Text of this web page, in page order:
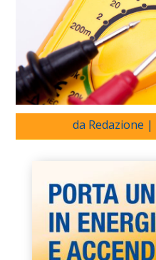
da Redazione |